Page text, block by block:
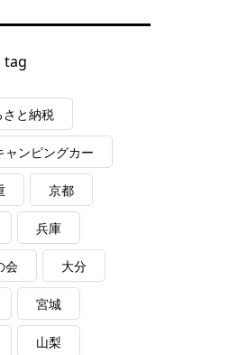
tag
さと納税
ャンピングカー
京都
兵庫
会 大分
宮城
山梨